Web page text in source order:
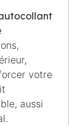
votre
aussi